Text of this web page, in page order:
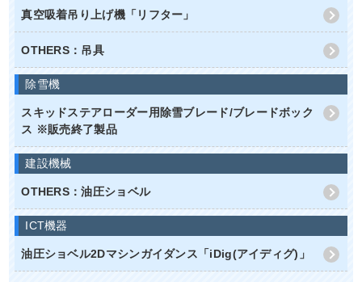
真空吸着吊り上げ機「リフター」
OTHERS：吊具
除雪機
スキッドステアローダー用除雪ブレード/ブレードボック
ス ※販売終了製品
建設機械
OTHERS：油圧ショベル
ICT機器
油圧ショベル2Dマシンガイダンス「iDig(アイディグ)」